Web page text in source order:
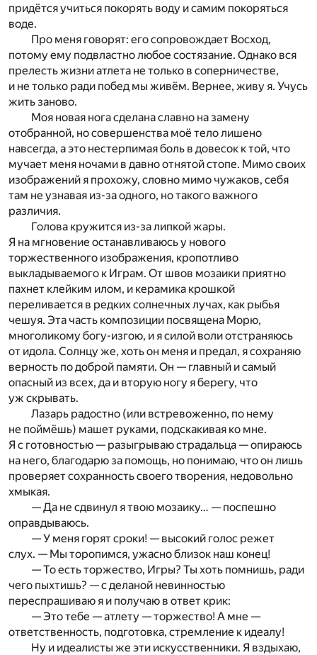
придётся учиться покорять воду и самим покоряться
воде.
Про меня говорят: его сопровождает Восход,
потому ему подвластно любое состязание. Однако вся
прелесть жизни атлета не только в соперничестве,
и не только ради побед мы живём. Вернее, живу я. Учусь
жить заново.
Моя новая нога сделана славно на замену
отобранной, но совершенства моё тело лишено
навсегда, а это нестерпимая боль в довесок к той, что
мучает меня ночами в давно отнятой стопе. Мимо своих
изображений я прохожу, словно мимо чужаков, себя
там не узнавая из-за одного, но такого важного
различия.
Голова кружится из-за липкой жары.
Я на мгновение останавливаюсь у нового
торжественного изображения, кропотливо
выкладываемого к Играм. От швов мозаики приятно
пахнет клейким илом, и керамика крошкой
переливается в редких солнечных лучах, как рыбья
чешуя. Эта часть композиции посвящена Морю,
многоликому богу-изгою, и я силой воли отстраняюсь
от идола. Солнцу же, хоть он меня и предал, я сохраняю
верность по доброй памяти. Он — главный и самый
опасный из всех, да и вторую ногу я берегу, что
уж скрывать.
Лазарь радостно (или встревоженно, по нему
не поймёшь) машет руками, подскакивая ко мне.
Я с готовностью — разыгрываю страдальца — опираюсь
на него, благодарю за помощь, но понимаю, что он лишь
проверяет сохранность своего творения, недовольно
хмыкая.
— Да не сдвинул я твою мозаику… — поспешно
оправдываюсь.
— У меня горят сроки! — высокий голос режет
слух. — Мы торопимся, ужасно близок наш конец!
— То есть торжество, Игры? Ты хоть помнишь, ради
чего пыхтишь? — с деланой невинностью
переспрашиваю я и получаю в ответ крик:
— Это тебе — атлету — торжество! А мне —
ответственность, подготовка, стремление к идеалу!
Ну и идеалисты же эти искусственники. Я вздыхаю,